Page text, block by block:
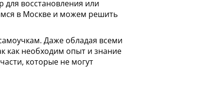
восстановления или
в Москве и можем решить
Даже обладая всеми
как необходим опыт и знание
которые не могут